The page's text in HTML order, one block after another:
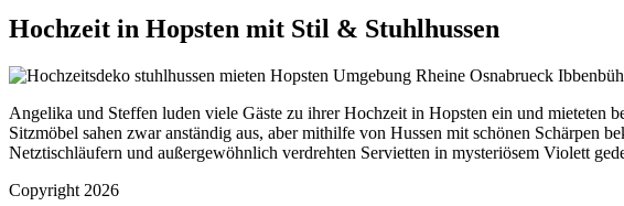
Hochzeit in Hopsten mit Stil & Stuhlhussen
Angelika und Steffen luden viele Gäste zu ihrer Hochzeit in Hopsten ein und mieteten
Sitzmöbel sahen zwar anständig aus, aber mithilfe von Hussen mit schönen Schärpen
Netztischläufern und außergewöhnlich verdrehten Servietten in mysteriösem Violett
Copyright 2026